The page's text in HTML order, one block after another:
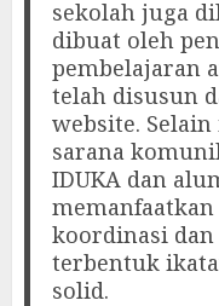
sekolah juga
dibuat oleh
pembelajaran
telah disusun
website.
sarana
IDUKA dan
koordinasi
terbentuk
solid.